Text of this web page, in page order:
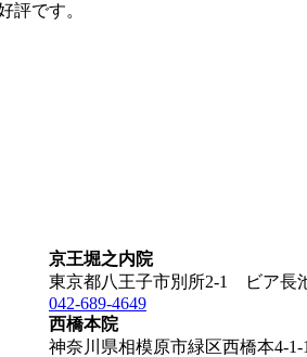
評です。
京王堀之内院
東京都八王子市別所2-1 ビア長
042-689-4649
西橋本院
神奈川県相模原市緑区西橋本4-